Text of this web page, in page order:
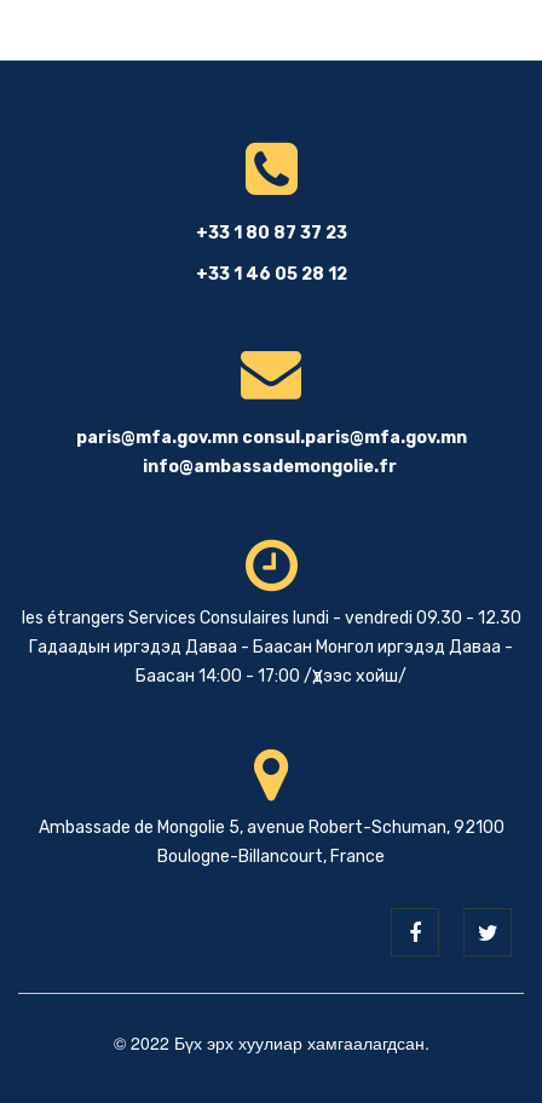
+33 1 80 87 37 23
+33 1 46 05 28 12
paris@mfa.gov.mn consul.paris@mfa.gov.mn
info@ambassademongolie.fr
les étrangers Services Consulaires lundi - vendredi 09.30 - 12.30
Гадаадын иргэдэд Даваа - Баасан Монгол иргэдэд Даваа -
Баасан 14:00 - 17:00 /Үдээс хойш/
Ambassade de Mongolie 5, avenue Robert-Schuman, 92100
Boulogne-Billancourt, France
© 2022 Бүх эрх хуулиар хамгаалагдсан.